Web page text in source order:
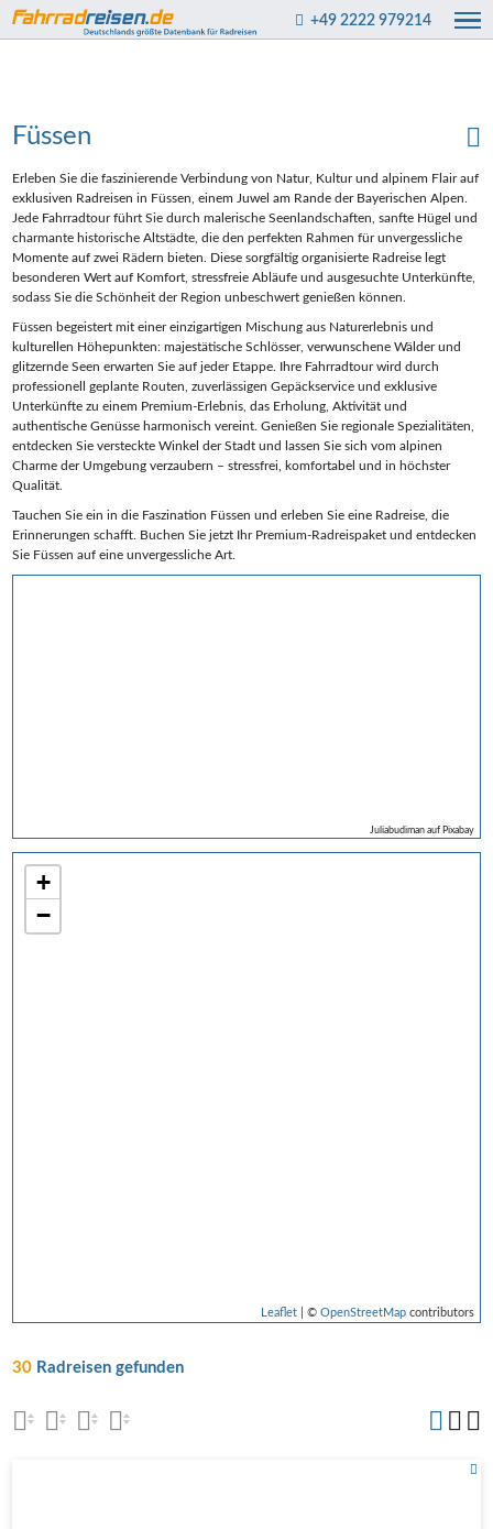
+49 2222 979214
Juliabudiman auf Pixabay
+
−
Leaflet| © OpenStreetMapcontributors
Füssen
Erleben Sie die faszinierende Verbindung von Natur, Kultur und alpinem Flair auf
exklusiven Radreisen in Füssen, einem Juwel am Rande der Bayerischen Alpen.
Jede Fahrradtour führt Sie durch malerische Seenlandschaften, sanfte Hügel und
charmante historische Altstädte, die den perfekten Rahmen für unvergessliche
Momente auf zwei Rädern bieten. Diese sorgfältig organisierte Radreise legt
besonderen Wert auf Komfort, stressfreie Abläufe und ausgesuchte Unterkünfte,
sodass Sie die Schönheit der Region unbeschwert genießen können.
Füssen begeistert mit einer einzigartigen Mischung aus Naturerlebnis und
kulturellen Höhepunkten: majestätische Schlösser, verwunschene Wälder und
glitzernde Seen erwarten Sie auf jeder Etappe. Ihre Fahrradtour wird durch
professionell geplante Routen, zuverlässigen Gepäckservice und exklusive
Unterkünfte zu einem Premium-Erlebnis, das Erholung, Aktivität und
authentische Genüsse harmonisch vereint. Genießen Sie regionale Spezialitäten,
entdecken Sie versteckte Winkel der Stadt und lassen Sie sich vom alpinen
Charme der Umgebung verzaubern – stressfrei, komfortabel und in höchster
Qualität.
Tauchen Sie ein in die Faszination Füssen und erleben Sie eine Radreise, die
Erinnerungen schafft. Buchen Sie jetzt Ihr Premium-Radreispaket und entdecken
Sie Füssen auf eine unvergessliche Art.
30 Radreisen gefunden